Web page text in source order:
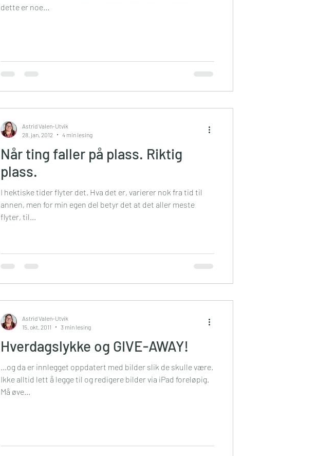
dette er noe...
Når ting faller på plass. Riktig
plass.
I hektiske tider flyter det. Hva det er, varierer nok fra tid til
annen, men for min egen del betyr det at det aller meste
flyter, til...
Astrid Valen-Utvik
28. jan. 2012
4 min lesing
Hverdagslykke og GIVE-AWAY!
…og da er innlegget oppdatert med bilder slik de skulle være.
Ikke alltid lett å legge til og redigere bilder via iPad foreløpig.
Må øve...
Astrid Valen-Utvik
15. okt. 2011
3 min lesing